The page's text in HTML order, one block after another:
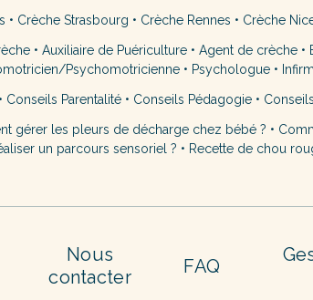
• Crèche Strasbourg • Crèche Rennes • Crèche
• Auxiliaire de Puériculture• Agent de crèche•
Psychomotricienne• Psychologue•
• Conseils Parentalité • Conseils Pédagogie •
gérer les pleurs de décharge chez bébé ? •
un parcours sensoriel ? • Recette de chou
Nous
contacter
FAQ